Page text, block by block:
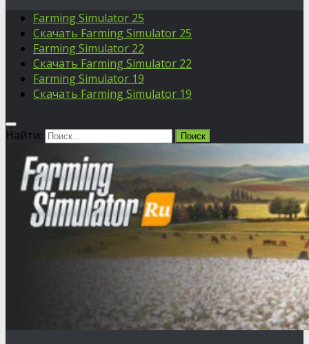
Farming Simulator 25
Скачать Farming Simulator 25
Farming Simulator 22
Скачать Farming Simulator 22
Farming Simulator 19
Скачать Farming Simulator 19
Найти: